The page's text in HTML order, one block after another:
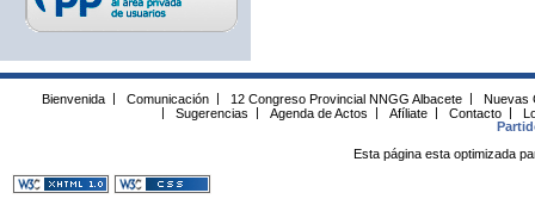
Bienvenida Comunicación 12 Congreso Provincial NNGG Albacete
Nuevas
Sugerencias Agenda de Actos Afíliate Contacto
Esta página esta optimizada